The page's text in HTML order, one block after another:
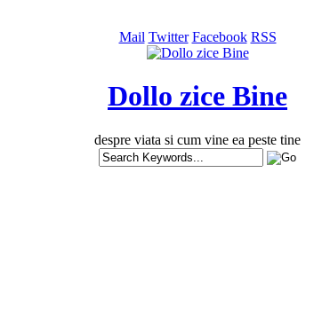
Mail Twitter Facebook RSS
Dollo zice Bine
despre viata si cum vine ea peste tine